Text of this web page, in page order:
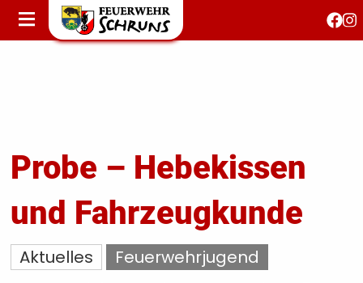
STARTSEITE
AKTUELLES
Probe – Hebekissen
und Fahrzeugkunde
Aktuelles
Feuerwehrjugend